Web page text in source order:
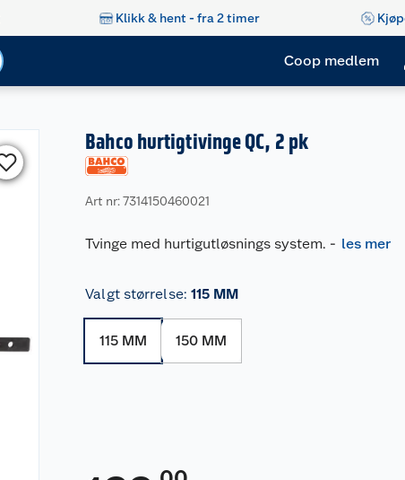
Klikk & hent - fra 2 timer
Coop medlem
Bahco hurtigtivinge QC, 2 pk
Art nr: 7314150460021
Tvinge med hurtigutløsnings system. - les mer
Valgt størrelse: 115 MM
115 MM 150 MM